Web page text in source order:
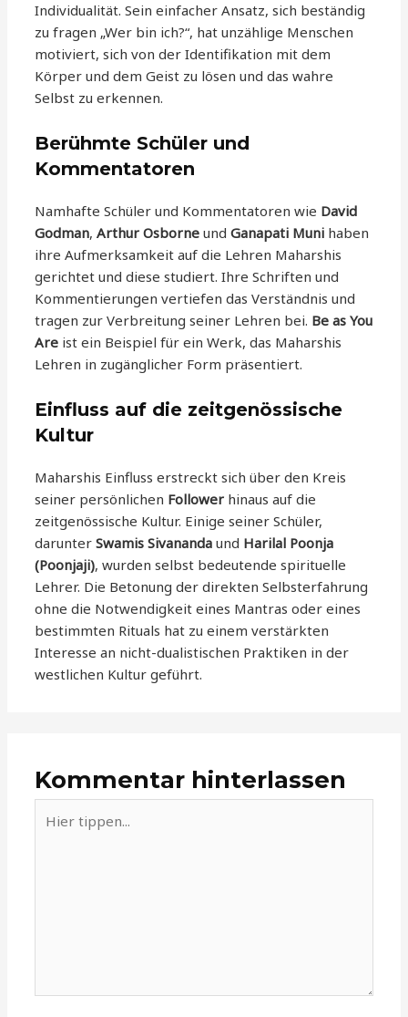
Individualität. Sein einfacher Ansatz, sich beständig
zu fragen „Wer bin ich?“, hat unzählige Menschen
motiviert, sich von der Identifikation mit dem
Körper und dem Geist zu lösen und das wahre
Selbst zu erkennen.
Berühmte Schüler und
Kommentatoren
Namhafte Schüler und Kommentatoren wie David
Godman,Arthur Osborne undGanapati Muni haben
ihre Aufmerksamkeit auf die Lehren Maharshis
gerichtet und diese studiert. Ihre Schriften und
Kommentierungen vertiefen das Verständnis und
tragen zur Verbreitung seiner Lehren bei. Be as You
Are ist ein Beispiel für ein Werk, das Maharshis
Lehren in zugänglicher Form präsentiert.
Einfluss auf die zeitgenössische
Kultur
Maharshis Einfluss erstreckt sich über den Kreis
seiner persönlichen Follower hinaus auf die
zeitgenössische Kultur. Einige seiner Schüler,
darunterSwamis Sivananda und Harilal Poonja
(Poonjaji), wurden selbst bedeutende spirituelle
Lehrer. Die Betonung der direkten Selbsterfahrung
ohne die Notwendigkeit eines Mantras oder eines
bestimmten Rituals hat zu einem verstärkten
Interesse an nicht-dualistischen Praktiken in der
westlichen Kultur geführt.
Kommentar hinterlassen
tippen...